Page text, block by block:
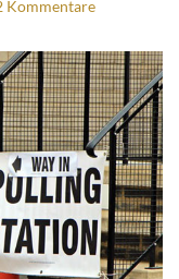
Kommentare